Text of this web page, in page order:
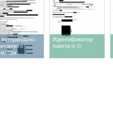
ветеринарно-
Идентификатор
пакета(x 3)